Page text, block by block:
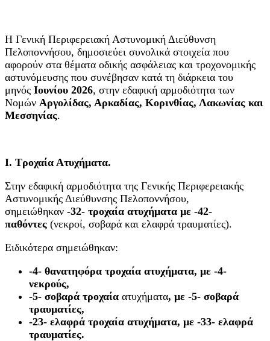
Η Γενική Περιφερειακή Αστυνομική Διεύθυνση
Πελοποννήσου, δημοσιεύει συνολικά στοιχεία που
αφορούν στα θέματα οδικής ασφάλειας και τροχονομικής
αστυνόμευσης που συνέβησαν κατά τη διάρκεια του
μηνός Ιουνίου 2026, στην εδαφική αρμοδιότητα των
Νομών Αργολίδας, Αρκαδίας, Κορινθίας, Λακωνίας και
Μεσσηνίας.
Ι. Τροχαία Ατυχήματα.
Στην εδαφική αρμοδιότητα της Γενικής Περιφερειακής
Αστυνομικής Διεύθυνσης Πελοποννήσου,
σημειώθηκαν -32- τροχαία ατυχήματα με -42-
παθόντες (νεκροί, σοβαρά και ελαφρά τραυματίες).
Ειδικότερα σημειώθηκαν:
-4- θανατηφόρα τροχαία ατυχήματα, με -4-
νεκρούς,
-5- σοβαρά τροχαία ατυχήματα, με -5- σοβαρά
τραυματίες,
-23- ελαφρά τροχαία ατυχήματα, με -33- ελαφρά
τραυματίες.